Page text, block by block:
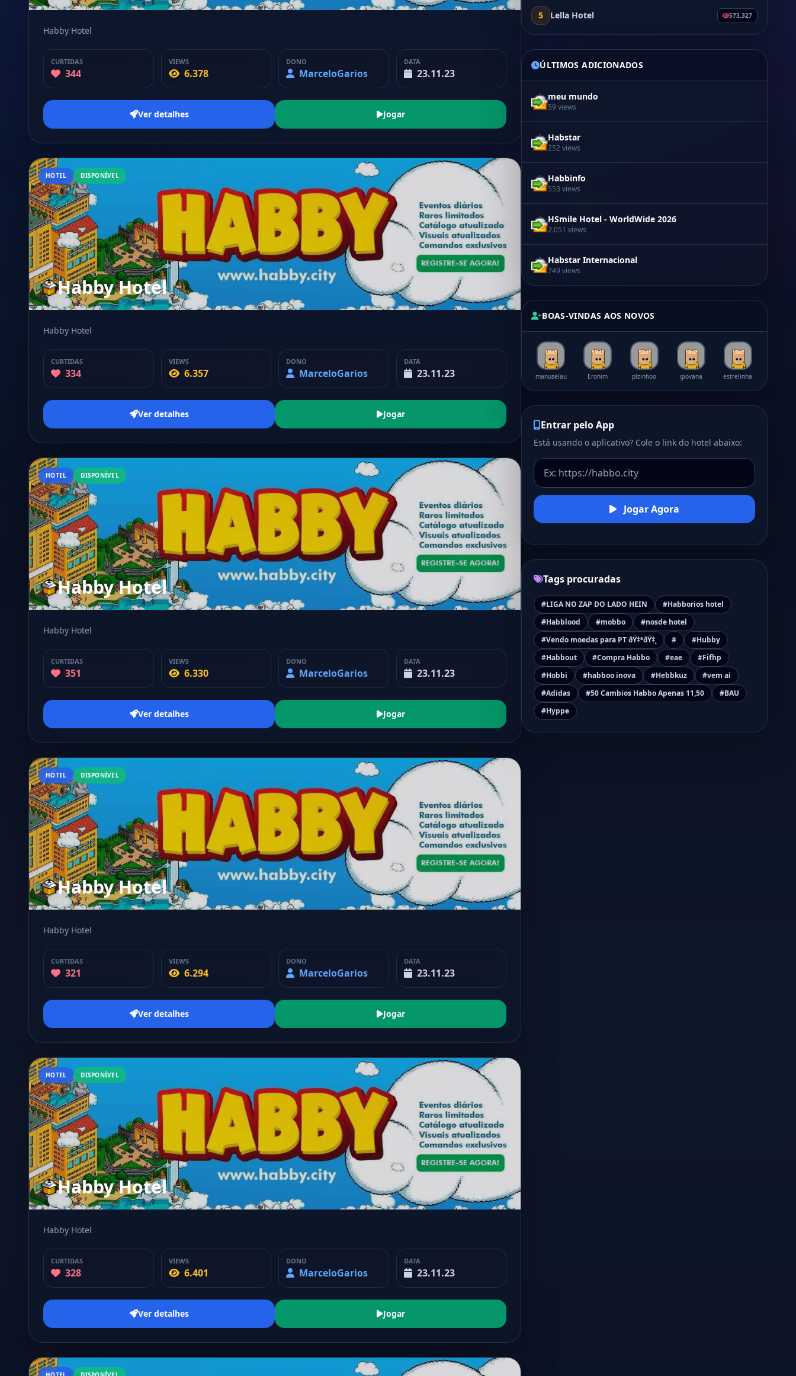
Habby Hotel
CURTIDAS
344
VIEWS
6.378
DONO
MarceloGarios
DATA
23.11.23
Ver detalhes Jogar
HOTEL DISPONÍVEL
Habby Hotel
Habby Hotel
CURTIDAS
334
VIEWS
6.357
DONO
MarceloGarios
DATA
23.11.23
Ver detalhes Jogar
HOTEL DISPONÍVEL
Habby Hotel
Habby Hotel
CURTIDAS
351
VIEWS
6.330
DONO
MarceloGarios
DATA
23.11.23
Ver detalhes Jogar
HOTEL DISPONÍVEL
Habby Hotel
Habby Hotel
CURTIDAS
321
VIEWS
6.294
DONO
MarceloGarios
DATA
23.11.23
Ver detalhes Jogar
HOTEL DISPONÍVEL
Habby Hotel
Habby Hotel
CURTIDAS
328
VIEWS
6.401
DONO
MarceloGarios
DATA
23.11.23
Ver detalhes Jogar
5 Lella Hotel 573.327
ÚLTIMOS ADICIONADOS
meu mundo
59 views
Habstar
252 views
Habbinfo
553 views
HSmile Hotel - WorldWide 2026
2.051 views
Habstar Internacional
749 views
BOAS-VINDAS AOS NOVOS
manuselau Erohim plzinhoo giovana estrelinha
Entrar pelo App
Está usando o aplicativo? Cole o link do hotel abaixo:
Jogar Agora
Tags procuradas
#LIGA NO ZAP DO LADO HEIN
#Habborios hotel
#Habblood
#mobbo
#nosde hotel
#Vendo moedas para PT ðŸ‡ªðŸ‡¸
#
#Hubby
#Habbout
#Compra Habbo #eae
#Fifhp
#Hobbi
#habboo inova #Hebbkuz
#vem ai
#Adidas
#50 Cambios Habbo Apenas 11,50
#BAU
#Hyppe